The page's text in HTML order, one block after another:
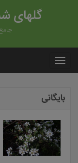
گلهای
بایگانی